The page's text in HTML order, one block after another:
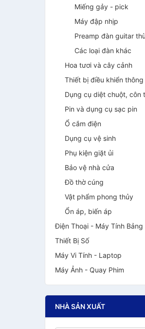
Miếng gảy - pick
Máy đập nhịp
Preamp đàn guitar
Các loại đàn khác
Hoa tươi và cây cảnh
Thiết bị điều khiển thông
Dụng cụ diệt chuột, côn
Pin và dụng cụ sạc pin
Ổ cắm điện
Dụng cụ vệ sinh
Phụ kiện giặt ủi
Bảo vệ nhà cửa
Đồ thờ cúng
Vật phẩm phong thủy
Ổn áp, biến áp
Điện Thoại - Máy Tính Bảng
Thiết Bị Số
Máy Vi Tính - Laptop
Máy Ảnh - Quay Phim
NHÀ SẢN XUẤT